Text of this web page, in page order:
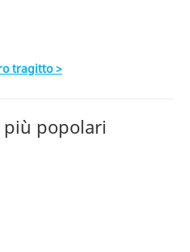
tragitto >
popolari